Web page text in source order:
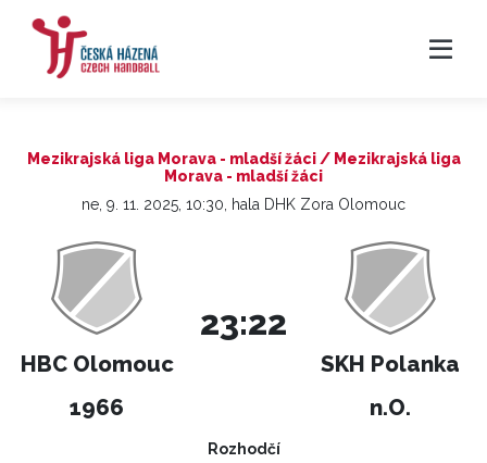
Mezikrajská liga Morava - mladší žáci / Mezikrajská liga
Morava - mladší žáci
ne, 9. 11. 2025, 10:30, hala DHK Zora Olomouc
HBC Olomouc
1966
23:22
SKH Polanka
n.O.
Rozhodčí